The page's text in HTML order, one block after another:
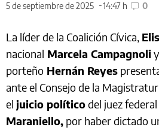
5 de septiembre de 2025
14:47 h 0
La líder de la Coalición Cívica,
nacional Marcela Campagnoli
porteño Hernán Reyes
ante el Consejo de la
el juicio políticodel juez federal
Maraniello, por haber dictado